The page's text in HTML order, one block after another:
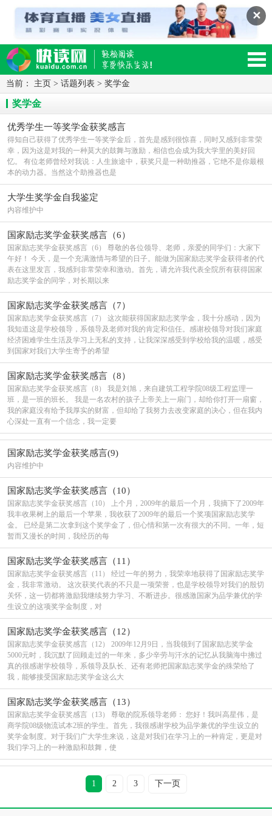
✕
读网-轻松阅读,快乐生活移动版
当前： 主页 > 话题列表 > 奖学金
奖学金
优秀学生一等奖学金获奖感言
得知自己获得了优秀学生一等奖学金后，首先是感到很惊喜，同时又感到非常荣
幸，因为这是对我的一种莫大的鼓舞与激励，相信也会成为我大学里的美好回
忆。 有位老师曾经对我说：人生旅途中，获奖只是一种助推器，它绝不是你最根
本的动力器。当然这个助推器也是
大学生奖学金自我鉴定
内容维护中
国家励志奖学金获奖感言（6）
国家励志奖学金获奖感言（6） 尊敬的各位领导、老师，亲爱的同学们：大家下
午好！ 今天，是一个充满激情与希望的日子。能做为国家励志奖学金获得者的代
表在这里发言，我感到非常荣幸和激动。首先，请允许我代表全院所有获得国家
励志奖学金的同学，对长期以来
国家励志奖学金获奖感言（7）
国家励志奖学金获奖感言（7） 这次能获得国家励志奖学金，我十分感动，因为
我知道这是学校领导，系领导及老师对我的肯定和信任。感谢校领导对我们家庭
经济困难学生生活及学习上无私的支持，让我深深感受到学校给我的温暖，感受
到国家对我们大学生寄予的希望
国家励志奖学金获奖感言（8）
国家励志奖学金获奖感言（8） 我是刘旭，来自建筑工程学院08级工程监理一
班，是一班的班长。 我是一名农村的孩子上帝关上一扇门，却给你打开一扇窗，
我的家庭没有给予我厚实的财富，但却给了我努力去改变家庭的决心，但在我内
心深处一直有一个信念，我一定要
国家励志奖学金获奖感言(9)
内容维护中
国家励志奖学金获奖感言（10）
国家励志奖学金获奖感言（10） 上个月，2009年的最后一个月，我摘下了2009年
我丰收果树上的最后一个苹果，我收获了2009年的最后一个奖项国家励志奖学
金。 已经是第二次拿到这个奖学金了，但心情和第一次有很大的不同。一年，短
暂而又漫长的时间，我经历的每
国家励志奖学金获奖感言（11）
国家励志奖学金获奖感言（11） 经过一年的努力，我荣幸地获得了国家励志奖学
金，我非常激动。 这次获奖代表的不只是一项荣誉，也是学校领导对我们的殷切
关怀，这一切都将激励我继续努力学习、不断进步。很感激国家为品学兼优的学
生设立的这项奖学金制度，对
国家励志奖学金获奖感言（12）
国家励志奖学金获奖感言（12） 2009年12月9日，当我领到了国家励志奖学金
5000元时，我沉默了回顾走过的一年来，多少辛劳与汗水的记忆从我脑海中拂过
真的很感谢学校领导，系领导及队长、还有老师把国家励志奖学金的殊荣给了
我，能够接受国家励志奖学金这么大
国家励志奖学金获奖感言（13）
国家励志奖学金获奖感言（13） 尊敬的院系领导老师： 您好！我叫高星伟，是
商学院08级物流试本2班的学生。首先，我很感谢学校为品学兼优的学生设立的
奖学金制度。对于我们广大学生来说，这是对我们在学习上的一种肯定，更是对
我们学习上的一种激励和鼓舞，使
1 2 3 下一页